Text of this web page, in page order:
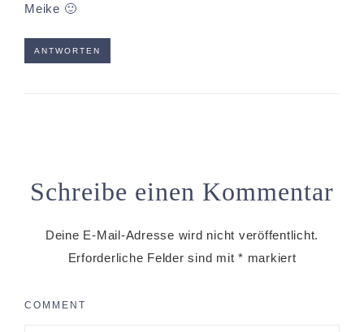
Meike 🙂
ANTWORTEN
Schreibe einen Kommentar
Deine E-Mail-Adresse wird nicht veröffentlicht.
Erforderliche Felder sind mit * markiert
COMMENT